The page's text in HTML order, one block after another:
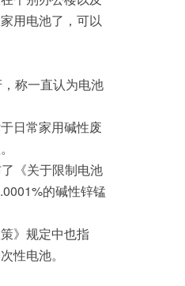
用电池了，可以
称一直认为电池
日常家用碱性废
《关于限制电池
的碱性锌锰
》规定中也指
性电池。